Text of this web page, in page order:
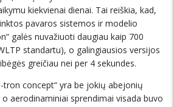
kiekvienai dienai. Tai reiškia, kad,
pavaros sistemos ir modelio
galės nuvažiuoti daugiau kaip 700
standartu), o galingiausios versijos
greičiau nei per 4 sekundes.
tron concept“ yra be jokių abejonių
aerodinaminiai sprendimai visada buvo